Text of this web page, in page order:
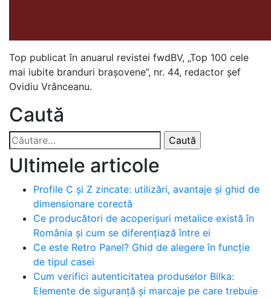
Top publicat în anuarul revistei fwdBV, „Top 100 cele
mai iubite branduri brașovene”, nr. 44, redactor șef
Ovidiu Vrânceanu.
Caută
Caută
după:
Ultimele articole
Profile C și Z zincate: utilizări, avantaje și ghid de
dimensionare corectă
Ce producători de acoperișuri metalice există în
România și cum se diferențiază între ei
Ce este Retro Panel? Ghid de alegere în funcție
de tipul casei
Cum verifici autenticitatea produselor Bilka:
Elemente de siguranță și marcaje pe care trebuie